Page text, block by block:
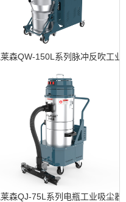
器
森QW-150L系列脉冲反吹工业
森QJ-75L系列电瓶工业吸尘器